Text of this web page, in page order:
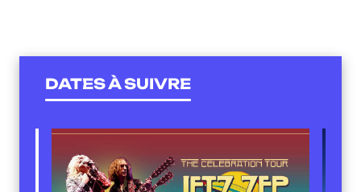
DATES À SUIVRE